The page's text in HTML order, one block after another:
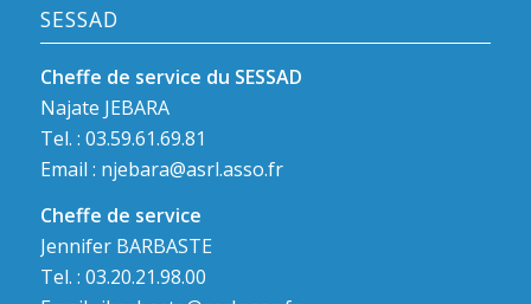
SESSAD
Cheffe de service du SESSAD
Najate JEBARA
Tel. : 03.59.61.69.81
Email : njebara@asrl.asso.fr
Cheffe de service
Jennifer BARBASTE
Tel. : 03.20.21.98.00